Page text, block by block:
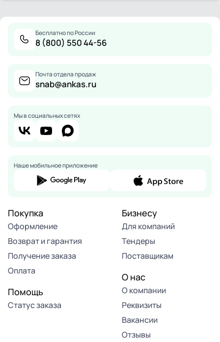
Бесплатно по России
8 (800) 550 44-56
Почта отдела продаж
snab@ankas.ru
Мы в социальных сетях
Наше мобильное приложение
Покупка
Оформление
Возврат и гарантия
Получение заказа
Оплата
Помощь
Статус заказа
Бизнесу
Для компаний
Тендеры
Поставщикам
О нас
О компании
Реквизиты
Вакансии
Отзывы